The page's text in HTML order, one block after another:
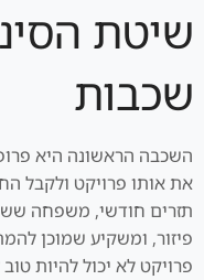
שיטת
שכבות
השכבה הראשונה היא
את אותו פרויקט ולקבל
תזרים חודשי, משפחה
פיזור, ומשקיע שמוכן
פרויקט לא יכול להיות